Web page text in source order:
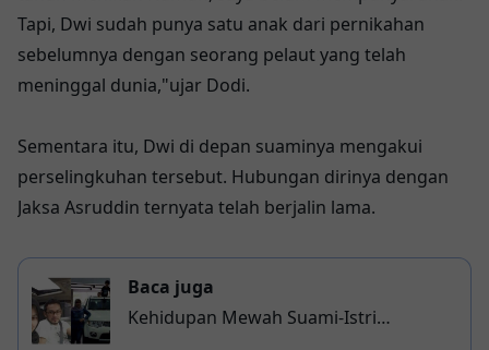
Tapi, Dwi sudah punya satu anak dari pernikahan
sebelumnya dengan seorang pelaut yang telah
meninggal dunia,"ujar Dodi.
Sementara itu, Dwi di depan suaminya mengakui
perselingkuhan tersebut. Hubungan dirinya dengan
Jaksa Asruddin ternyata telah berjalin lama.
Baca juga
Kehidupan Mewah Suami-Istri